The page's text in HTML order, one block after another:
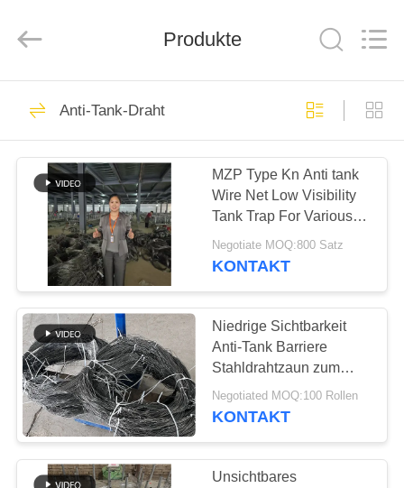
HEIM
PRODUKTE
ÜBER
UNS
WERKSBESICHTIGUNG
QUALITÄTSKONTROLLE
KONTAKT
MIT
UNS
Ltd..
Defensive Sperre
301
Militärsperre
291
Produkte
Anti-Tank-Draht
MZP Type Kn Anti tank
Wire Net Low Visibility
Tank Trap For Various
Terrains Vehicle
Immobilization Defense
Negotiate MOQ:800 Satz
KONTAKT
Niedrige Sichtbarkeit
Anti-Tank Barriere
Stahldrahtzaun zum
Schutz
Negotiated MOQ:100 Rollen
KONTAKT
Unsichtbares